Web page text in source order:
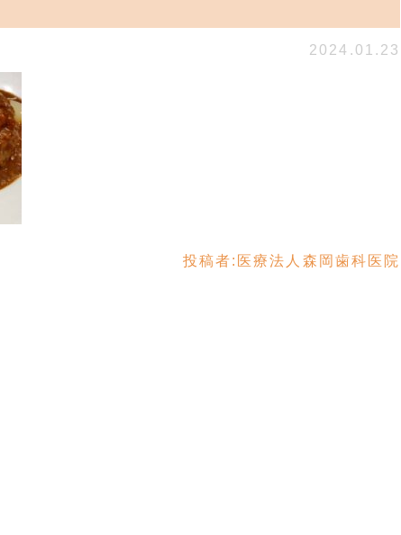
2024.01.23
投稿者: 医療法人森岡歯科医院